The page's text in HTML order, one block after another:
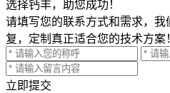
选择钙丰，助您成功！
请填写您的联系方式和需求，
复，定制真正适合您的技术方案
立即提交